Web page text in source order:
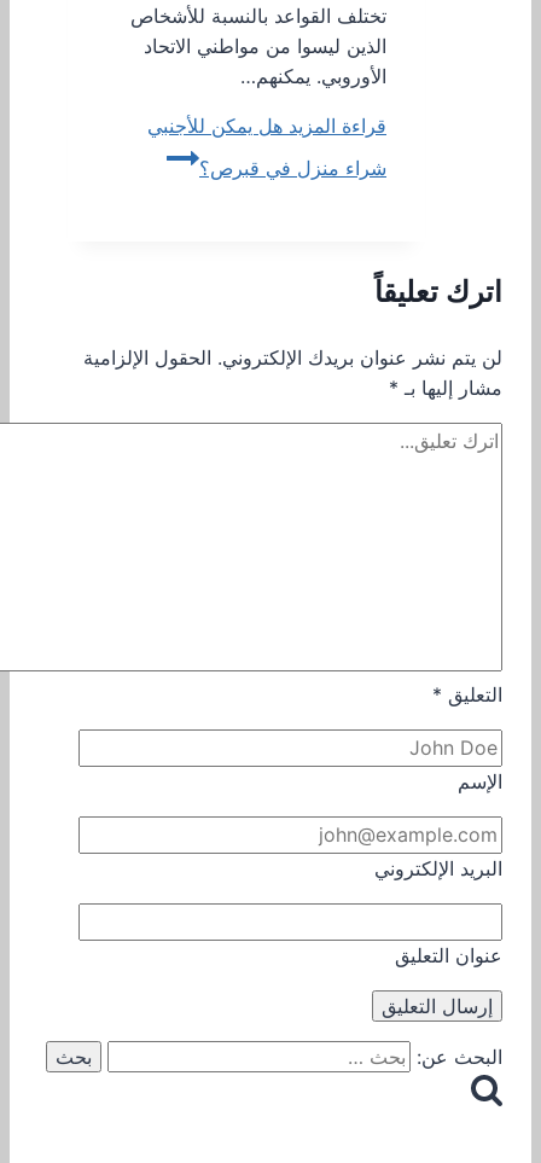
تختلف القواعد بالنسبة للأشخاص
الذين ليسوا من مواطني الاتحاد
الأوروبي. يمكنهم…
قراءة المزيد هل يمكن للأجنبي
شراء منزل في قبرص؟
اترك تعليقاً
لن يتم نشر عنوان بريدك الإلكتروني. الحقول الإلزامية
مشار إليها بـ *
التعليق *
الإسم
البريد الإلكتروني
عنوان التعليق
البحث عن: